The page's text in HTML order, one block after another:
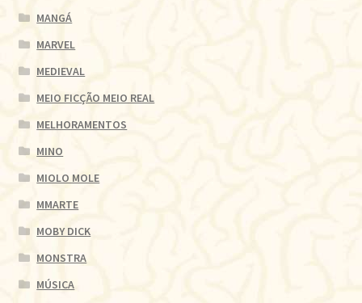
MANGÁ
MARVEL
MEDIEVAL
MEIO FICÇÃO MEIO REAL
MELHORAMENTOS
MINO
MIOLO MOLE
MMARTE
MOBY DICK
MONSTRA
MÚSICA